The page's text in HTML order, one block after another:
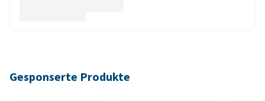
Gesponserte Produkte